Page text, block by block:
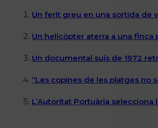
Un ferit greu en una sortida de
Un helicòpter aterra a una finca
Un documental suís de 1972
“Les copines de les platges no
L’Autoritat Portuària